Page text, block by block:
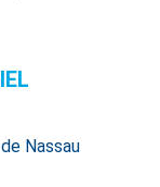
Nassau